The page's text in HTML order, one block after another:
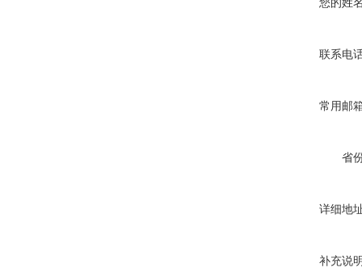
您的姓
联系电
常用邮
省
详细地
补充说